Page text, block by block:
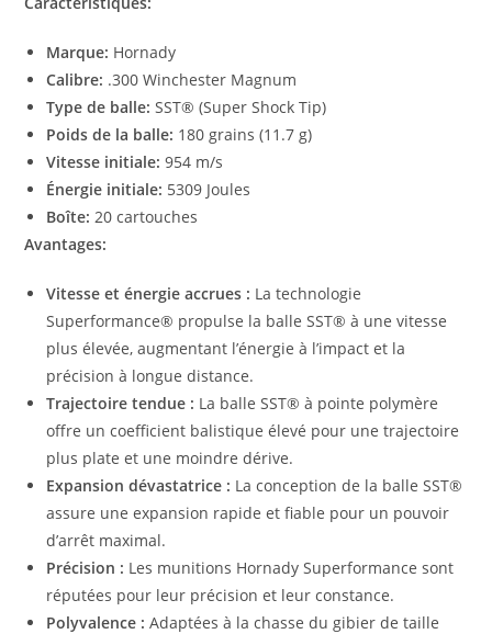
Marque: Hornady
Calibre: .300 Winchester Magnum
Type de balle: SST® (Super Shock Tip)
Poids de la balle: 180 grains (11.7 g)
Vitesse initiale: 954 m/s
Énergie initiale: 5309 Joules
Boîte: 20 cartouches
Avantages:
Vitesse et énergie accrues : La technologie
Superformance® propulse la balle SST® à une vitesse
plus élevée, augmentant l’énergie à l’impact et la
précision à longue distance.
Trajectoire tendue : La balle SST® à pointe polymère
offre un coefficient balistique élevé pour une trajectoire
plus plate et une moindre dérive.
Expansion dévastatrice : La conception de la balle SST®
assure une expansion rapide et fiable pour un pouvoir
d’arrêt maximal.
Précision : Les munitions Hornady Superformance sont
réputées pour leur précision et leur constance.
Polyvalence : Adaptées à la chasse du gibier de taille